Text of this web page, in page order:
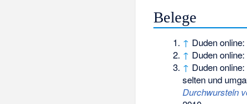
Belege
↑ Duden online:
↑ Duden online:
↑ Duden online:
selten und
Durchwursteln